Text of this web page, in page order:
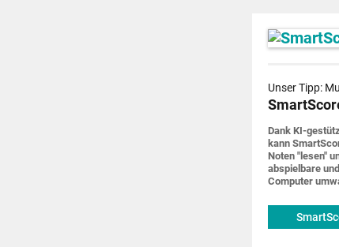
Unser Tipp:
Dank KI-
kann
Noten "lesen"
abspiel­bare
Computer